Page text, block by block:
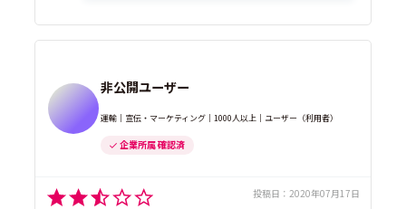
非公開ユーザー
運輸｜宣伝・マーケティング｜1000人以上｜ユーザー（利用者）
企業所属 確認済
投稿日： 2020年07月17日